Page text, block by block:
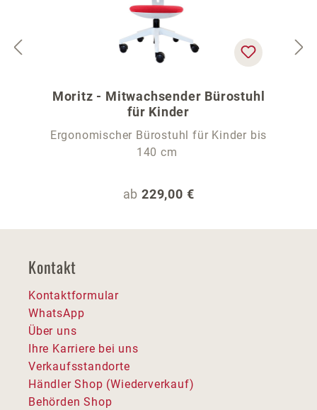
Moritz - Mitwachsender Bürostuhl
für Kinder
Ergonomischer Bürostuhl für Kinder bis
140 cm
Regulärer Preis:
ab 229,00 €
Kontakt
Kontaktformular
WhatsApp
Über uns
Ihre Karriere bei uns
Verkaufsstandorte
Händler Shop (Wiederverkauf)
Behörden Shop